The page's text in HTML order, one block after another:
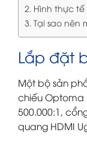
Hình thực
Tại sao nên
Lắp đặt
Một bộ sản
chiếu Optoma
500.000:1,
quang HDMI